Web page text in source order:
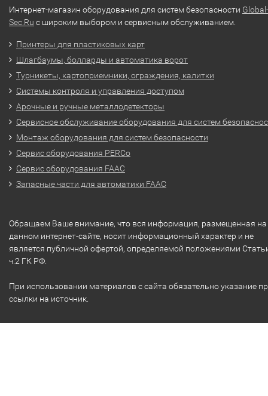
Интернет-магазин оборудования для систем безопасности Global-
Sec.Ru с широким выбором и сервисным обслуживанием.
Принтеры для пластиковых карт
Шлагбаумы, болларды и автоматика ворот
Турникеты, картоприемники, ограждения, калитки
Системы контроля и управления доступом
Арочные и ручные металлодетекторы
Сервисное обслуживание оборудования для систем
Монтаж оборудования для систем безопасности
Сервис оборудования PERCo
Сервис оборудования FAAC
Запасные части для автоматики FAAC
Обращаем Ваше внимание, что вся информация, размещенная на
данном интернет-сайте, носит информационный характер и не
является публичной офертой, определяемой положениями
ч.2 ГК РФ.
При использовании материалов с сайта обязательно указание
ссылки на источник.